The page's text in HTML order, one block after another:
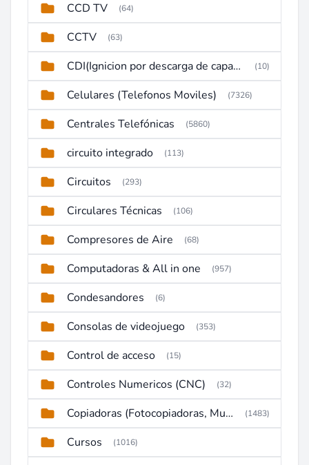
CCD TV (64)
CCTV (63)
CDI(Ignicion por descarga de capacitor) (10)
Celulares (Telefonos Moviles) (7326)
Centrales Telefónicas (5860)
circuito integrado (113)
Circuitos (293)
Circulares Técnicas (106)
Compresores de Aire (68)
Computadoras & All in one (957)
Condesandores (6)
Consolas de videojuego (353)
Control de acceso (15)
Controles Numericos (CNC) (32)
Copiadoras (Fotocopiadoras, Multifunctions, Ploter, etc) (1483)
Cursos (1016)